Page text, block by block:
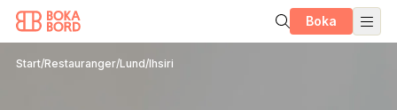
Boka
Start/Restauranger/Lund/Ihsiri